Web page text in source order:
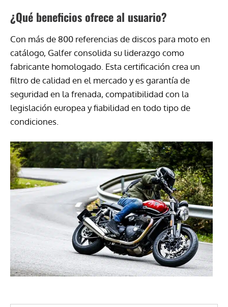
¿Qué beneficios ofrece al usuario?
Con más de 800 referencias de discos para moto en
catálogo, Galfer consolida su liderazgo como
fabricante homologado. Esta certificación crea un
filtro de calidad en el mercado y es garantía de
seguridad en la frenada, compatibilidad con la
legislación europea y fiabilidad en todo tipo de
condiciones.